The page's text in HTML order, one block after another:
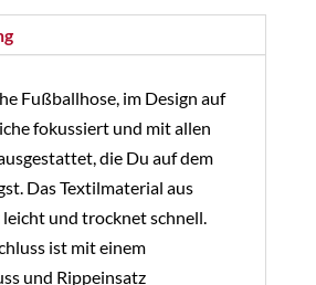
Fußballhose, im Design auf
fokussiert und mit allen
die Du auf dem
Das Textilmaterial aus
und trocknet schnell.
ist mit einem
und Rippeinsatz